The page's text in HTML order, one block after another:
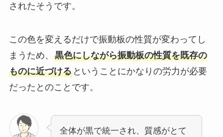
されたそうです。
この色を変えるだけで振動板の性質が変わってし
まうため、 黒色にしながら振動板の性質を既存の
ものに近づけるということにかなりの労力が必要
だったとのことです。
全体が黒で統一され、質感がとて